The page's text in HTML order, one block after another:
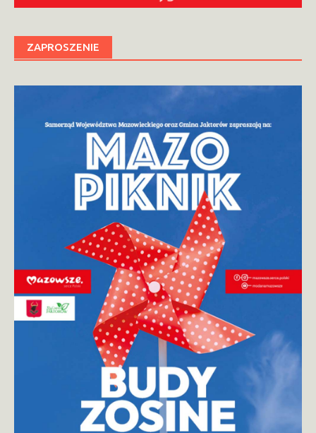
ZAPROSZENIE